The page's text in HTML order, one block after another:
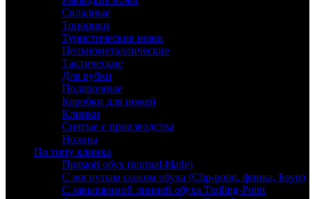
Складные
Топорики
Туристические ножи
Цельнометаллические
Тактические
Для рубки
Подарочные
Коробки для ножей
Клинки
Снятые с производства
Ножны
По типу клинка
Прямой обух (normal-blade)
С вогнутым скосом обуха (Clip-point, финка, Боуи)
С завышенной линией обуха Trailing-Point